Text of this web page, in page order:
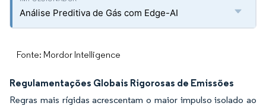
Análise Preditiva de Gás com Edge-AI
Fonte: Mordor Intelligence
Regulamentações Globais Rigorosas de Emissões
Regras mais rígidas acrescentam o maior impulso isolado ao